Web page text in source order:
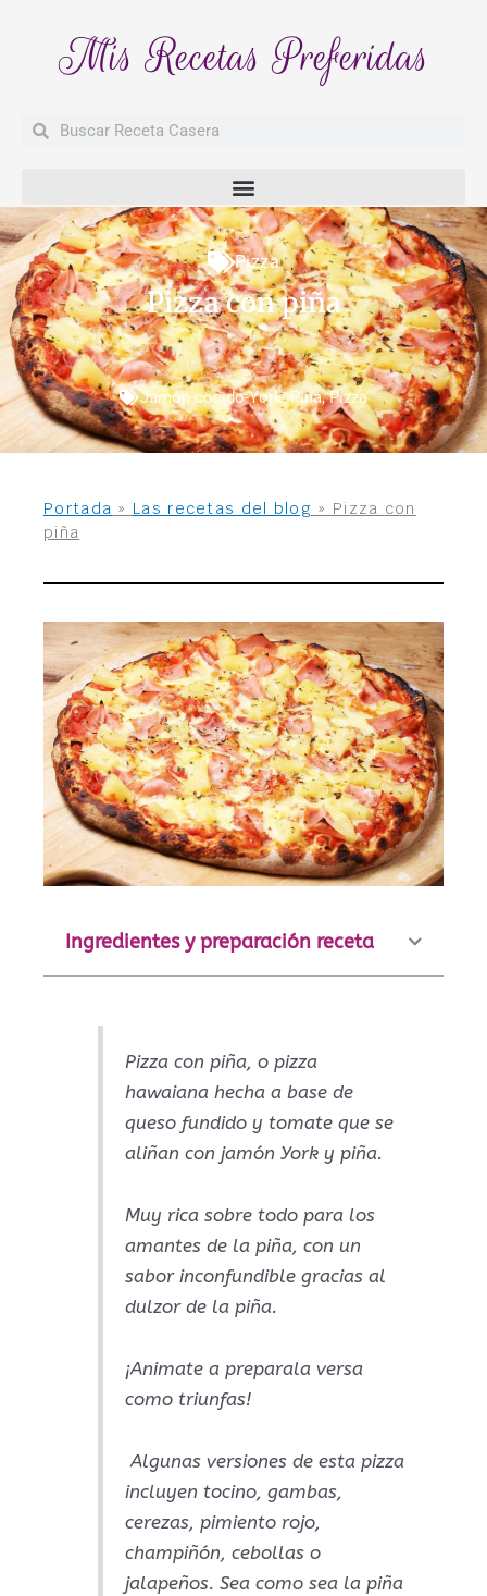
Mis Recetas Preferidas
BuscarBuscar
Pizza
Pizza con piña
Jamón-cocido-York,Piña,Pizza
Portada » Las recetas del blog » Pizza con
piña
Ingredientes y preparación receta
Pizza con piña, o pizza
hawaiana hecha a base de
queso fundido y tomate que se
aliñan con jamón York y piña.
Muy rica sobre todo para los
amantes de la piña, con un
sabor inconfundible gracias al
dulzor de la piña.
¡Animate a preparala versa
como triunfas!
​​ Algunas versiones de esta pizza
incluyen tocino, gambas,
cerezas, pimiento rojo,
champiñón, cebollas o
jalapeños. Sea como sea la piña